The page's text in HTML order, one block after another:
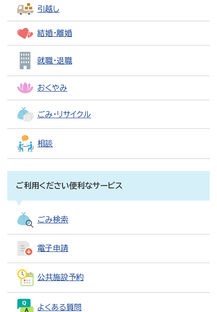
引越し
結婚・離婚
就職・退職
おくやみ
ごみ・リサイクル
相談
ご利用ください便利なサービス
ごみ検索
電子申請
公共施設予約
よくある質問